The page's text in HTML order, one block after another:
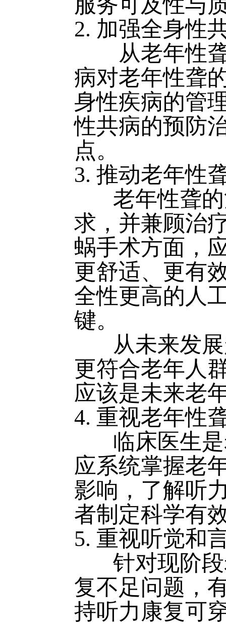
2. 加强全身性
从老年性聋
病对老年性聋
身性疾病的管
性共病的预防
点。
3. 推动老年性
老年性聋的
求，并兼顾治
蜗手术方面，
更舒适、更有
全性更高的人
键。
从未来发展
更符合老年人
应该是未来老
4. 重视老年性
临床医生是
应系统掌握老
影响，了解听
者制定科学有
5. 重视听觉和
针对现阶段
复不足问题，
持听力康复可